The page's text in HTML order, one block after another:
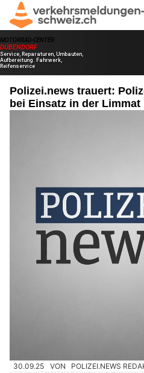
Polizei.news trauert:
bei Einsatz in der Limmat
30.09.25 VON POLIZEI.NEWS